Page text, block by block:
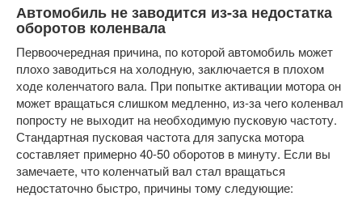
Автомобиль не заводится из-за недостатка
оборотов коленвала
Первоочередная причина, по которой автомобиль может
плохо заводиться на холодную, заключается в плохом
ходе коленчатого вала. При попытке активации мотора он
может вращаться слишком медленно, из-за чего коленвал
попросту не выходит на необходимую пусковую частоту.
Стандартная пусковая частота для запуска мотора
составляет примерно 40-50 оборотов в минуту. Если вы
замечаете, что коленчатый вал стал вращаться
недостаточно быстро, причины тому следующие: